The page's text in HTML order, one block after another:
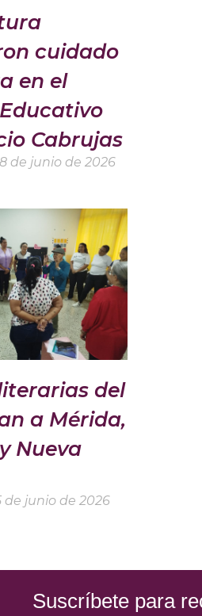
cuidado
en el
Cabrujas
de junio de 2026
del
a Mérida,
Nueva
de junio de 2026
Suscríbete para